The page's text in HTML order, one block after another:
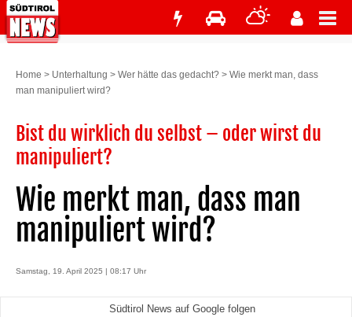
Home > Unterhaltung > Wer hätte das gedacht? > Wie merkt man, dass
man manipuliert wird?
Bist du wirklich du selbst – oder wirst du
manipuliert?
Wie merkt man, dass man
manipuliert wird?
Samstag, 19. April 2025 | 08:17 Uhr
Südtirol News auf Google folgen